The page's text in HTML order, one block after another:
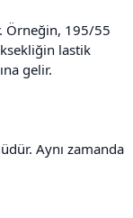
Örneğin, 195/55
lastik
gelir.
Aynı zamanda